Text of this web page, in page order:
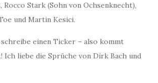
Rocco Stark (Sohn von Ochsenknecht),
und Martin Kesici.
einen Ticker – also kommt
Ich liebe die Sprüche von Dirk Bach und